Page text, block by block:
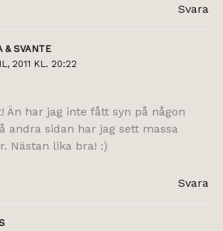
Svara
& SVANTE
2011 KL. 20:22
Än har jag inte fått syn på någon
andra sidan har jag sett massa
Nästan lika bra! :)
Svara